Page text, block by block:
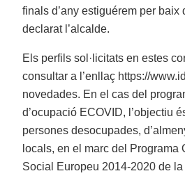
finals d’any estiguérem per baix
declarat l’alcalde.
Els perfils sol·licitats en estes
consultar a l’enllaç https://
novedades. En el cas del
d’ocupació ECOVID, l’objectiu
persones desocupades,
locals, en el marc del Programa
Social Europeu 2014-2020 de